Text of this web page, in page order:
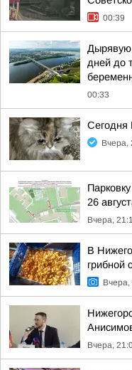
00:39
Дырявую
дней до
00:33
Сегодня
Вчера,
26
Вчера,
В
грибной
Вчера,
Вчера,